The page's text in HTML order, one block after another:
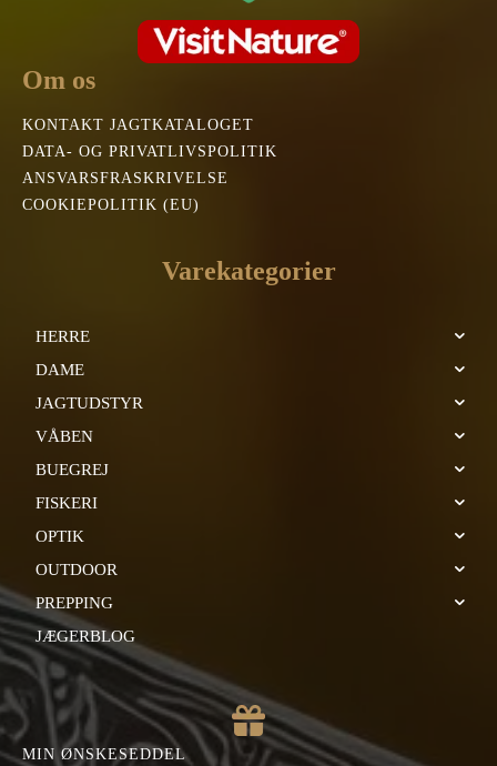
Om os
KONTAKT JAGTKATALOGET
DATA- OG PRIVATLIVSPOLITIK
ANSVARSFRASKRIVELSE
COOKIEPOLITIK (EU)
Varekategorier
HERRE
DAME
JAGTUDSTYR
VÅBEN
BUEGREJ
FISKERI
OPTIK
OUTDOOR
PREPPING
JÆGERBLOG
MIN ØNSKESEDDEL